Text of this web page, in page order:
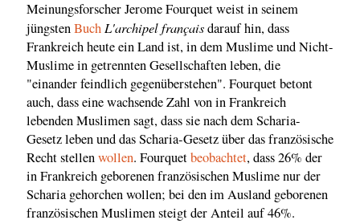
Meinungsforscher Jerome Fourquet weist in seinem
jüngstenBuchL'archipel françaisdarauf hin, dass
Frankreich heute ein Land ist, in dem Muslime und Nicht-
Muslime in getrennten Gesellschaften leben, die
"einander feindlich gegenüberstehen". Fourquet betont
auch, dass eine wachsende Zahl von in Frankreich
lebenden Muslimen sagt, dass sie nach dem Scharia-
Gesetz leben und das Scharia-Gesetz über das französische
Recht stellenwollen. Fourquetbeobachtet, dass 26% der
in Frankreich geborenen französischen Muslime nur der
Scharia gehorchen wollen; bei den im Ausland geborenen
französischen Muslimen steigt der Anteil auf 46%.